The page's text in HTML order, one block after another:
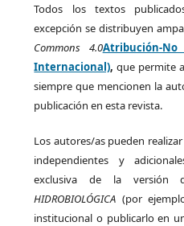
Todos los textos
excepción se distribuyen
Commons 4.0Atribución-No
Internacional),que permite
siempre que mencionen la
publicación en esta revista.
Los autores/as pueden
independientes y
exclusiva de la versión
HIDROBIOLÓGICA (por
institucional o publicarlo en